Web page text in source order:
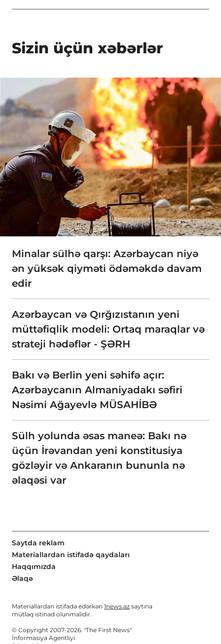
Sizin üçün xəbərlər
Minalar sülhə qarşı: Azərbaycan niyə
ən yüksək qiyməti ödəməkdə davam
edir
Azərbaycan və Qırğızıstanın yeni
müttəfiqlik modeli: Ortaq maraqlar və
strateji hədəflər - ŞƏRH
Bakı və Berlin yeni səhifə açır:
Azərbaycanın Almaniyadakı səfiri
Nəsimi Ağayevlə MÜSAHİBƏ
Sülh yolunda əsas maneə: Bakı nə
üçün İrəvandan yeni konstitusiya
gözləyir və Ankaranın bununla nə
əlaqəsi var
Saytda reklam
Materiallardan istifadə qaydaları
Haqqımızda
Əlaqə
Materiallardan istifadə edərkən 1news.az saytına
mütləq istinad olunmalıdır.
© Copyright 2007-2026. "The First News"
İnformasiya Agentliyi